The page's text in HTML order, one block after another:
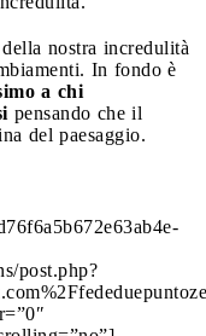
nostra incredulità
In fondo è
a chi
pensando che il
del paesaggio.
post.php?